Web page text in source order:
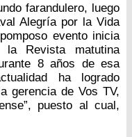
farandulero, luego
Alegría por la Vida
evento inicia
Revista matutina
8 años de esa
ha logrado
gerencia de Vos TV,
puesto al cual,